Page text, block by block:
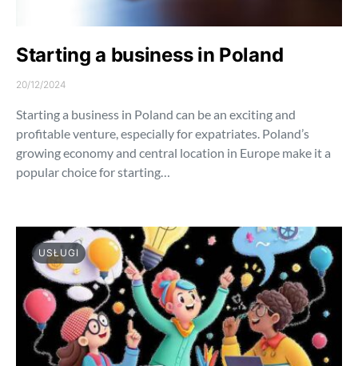
Starting a business in Poland
20/12/2024
Starting a business in Poland can be an exciting and
profitable venture, especially for expatriates. Poland’s
growing economy and central location in Europe make it a
popular choice for starting…
USŁUGI